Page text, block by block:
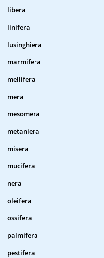
libera
linifera
lusinghiera
marmifera
mellifera
mera
mesomera
metaniera
misera
mucifera
nera
oleifera
ossifera
palmifera
pestifera